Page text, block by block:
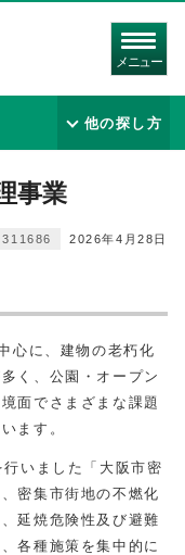
メニュー
他の探し方
事業
2026年4月28日
311686
⼼に、建物の⽼朽化
く、公園・オープン
⾯でさまざまな課題
ます。
いました「大阪市密
密集市街地の不燃化
延焼危険性及び避難
各種施策を集中的に